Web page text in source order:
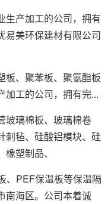
产加工的公司，拥有
易美环保建材有限公司
、聚苯板、聚氨酯板
加工的公司，拥有完...
璃棉板、玻璃棉卷
刺毡、硅酸铝模块、硅
塑制品、
PEF保温板等保温隔
南海区。公司本着诚